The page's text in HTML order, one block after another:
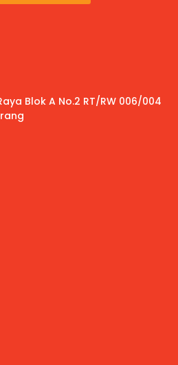
Blok A No.2 RT/RW 006/004